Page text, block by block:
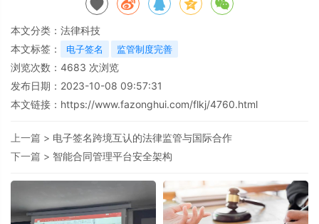
本文分类： 法律科技
本文标签：
电子签名 监管制度完善
浏览次数： 4683 次浏览
发布日期：2023-10-08 09:57:31
本文链接： https://www.fazonghui.com/flkj/4760.html
上一篇 > 电子签名跨境互认的法律监管与国际合作
下一篇 > 智能合同管理平台安全架构